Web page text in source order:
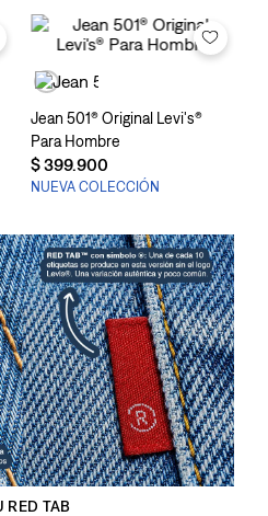
Jean 501® Original Levi's®
Para Hombre
$399.900
NUEVA COLECCIÓN
RED TAB